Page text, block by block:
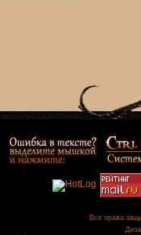
Все права